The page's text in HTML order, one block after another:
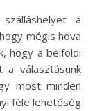
a
mégis hova
hogy a belföldi
a választásunk
most minden
féle lehetőség